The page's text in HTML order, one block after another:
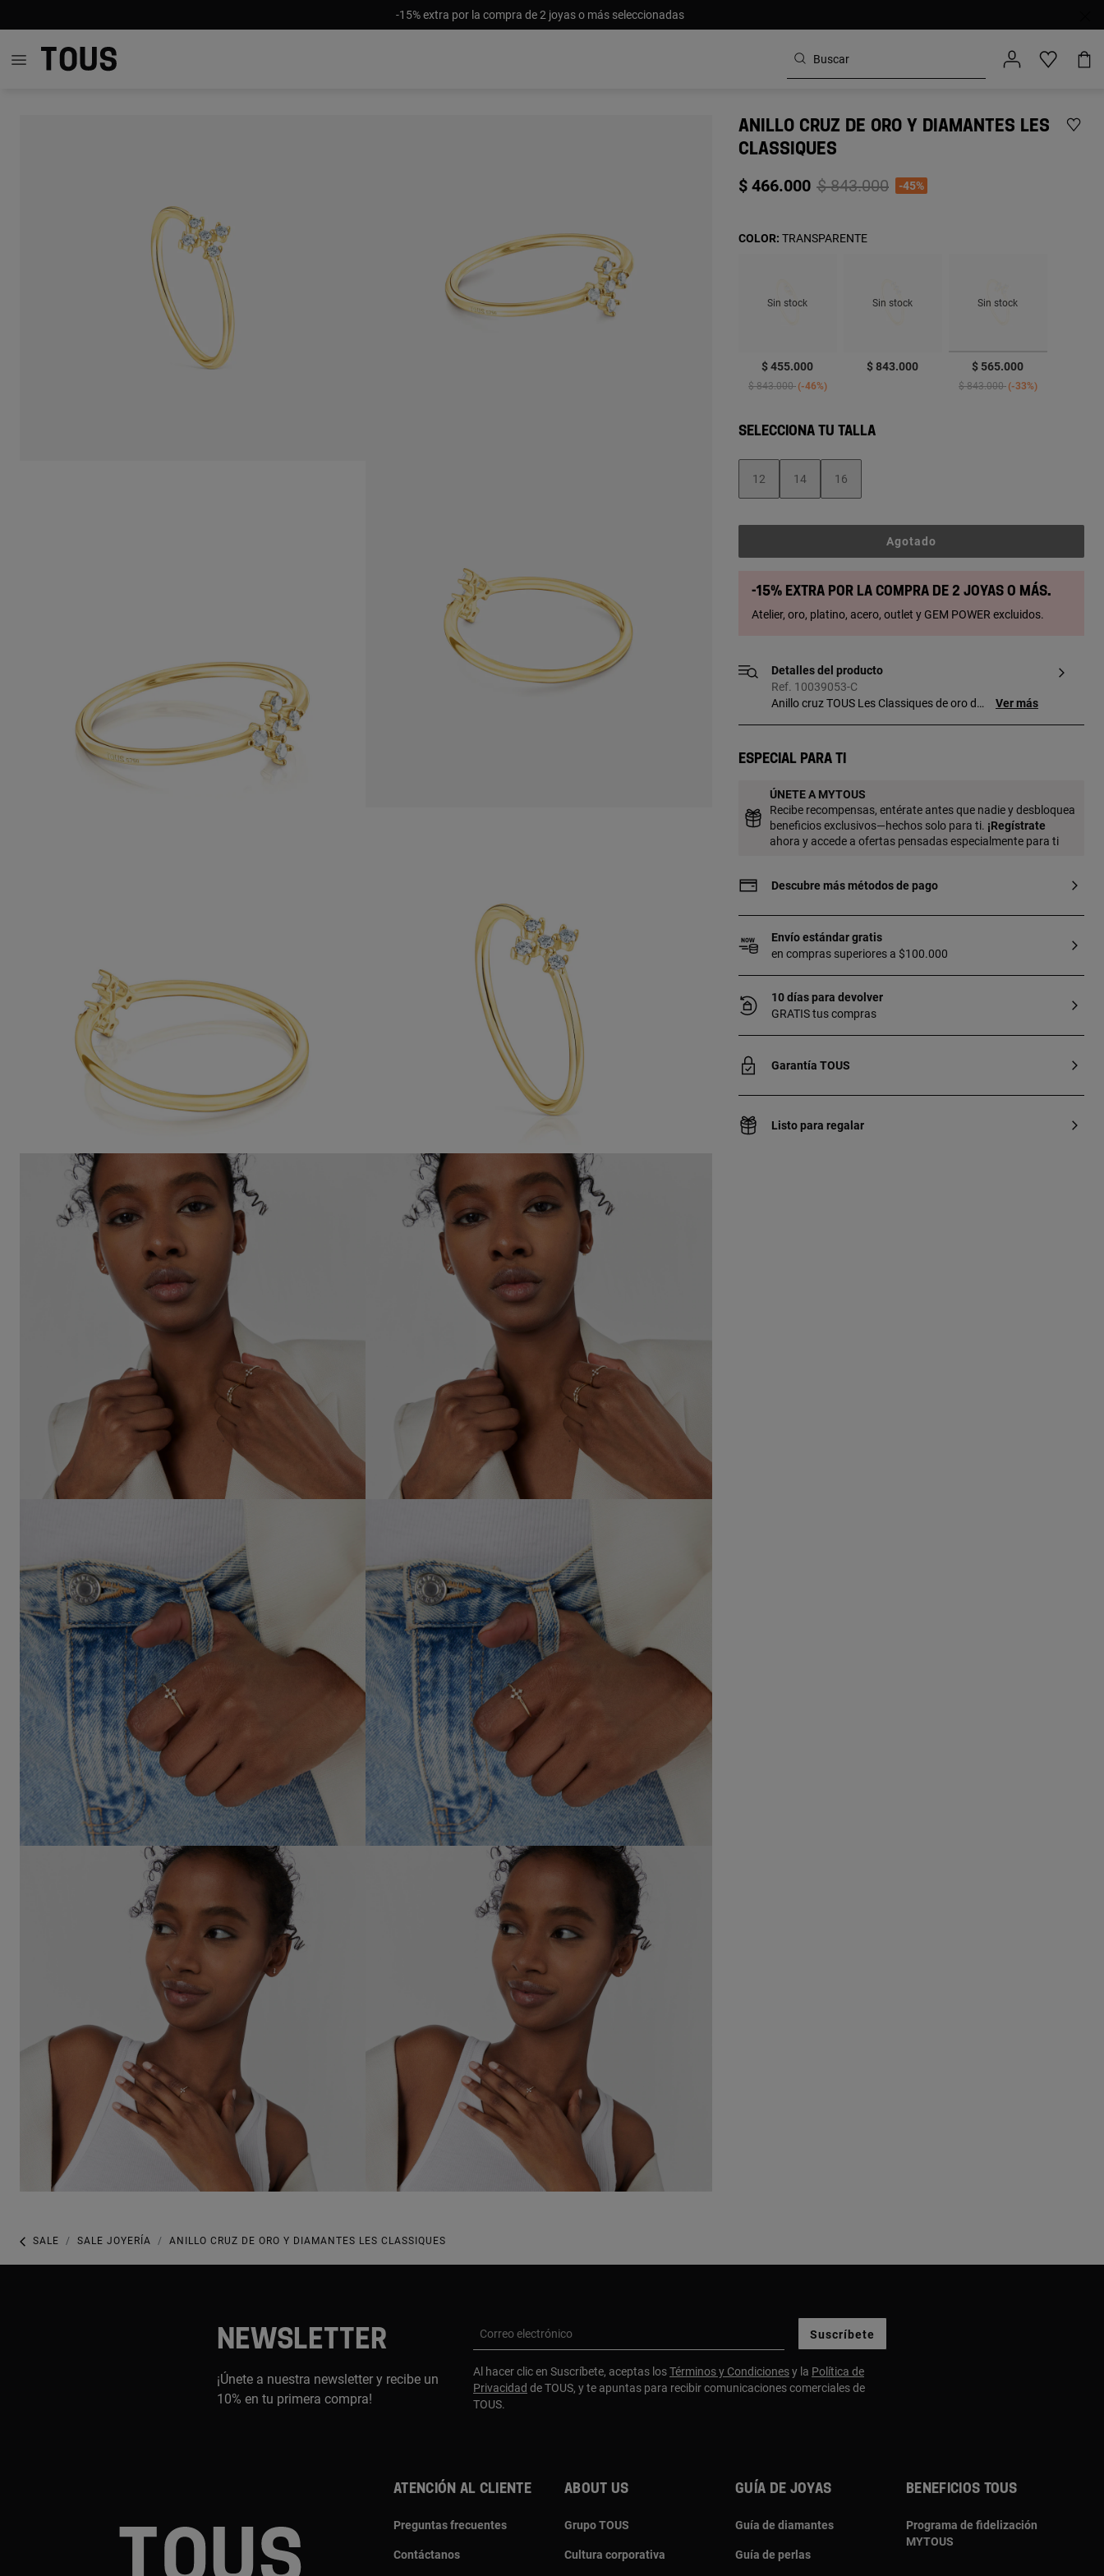
-15% extra por la compra de 2 joyas o más seleccionadas
ANILLO CRUZ DE ORO Y DIAMANTES LES
CLASSIQUES
$ 466.000 Price reduced from
$ 843.000to-45%
Sin stock
$ 455.000
Price reduced from
$ 843.000to-46%
Sin stock
$ 843.000
Sin stock
seleccionado
$ 565.000
Price reduced from
$ 843.000to-33%
COLOR: TRANSPARENTE
SELECCIONA TU TALLA
12 14 16
Agotado
-15% extra por la compra de 2 joyas o más.
Atelier, oro, platino, acero, outlet y GEM POWER excluidos.
Detalles del producto
Ref. 10039053-C
Anillo cruz TOUS Les Classiques de oro de
diamante: H/SI. Grosor anillo: 1,3 mm.
Ver más
Especial para ti
ÚNETE A MYTOUS
Recibe recompensas, entérate antes que nadie y desbloquea
beneficios exclusivos—hechos solo para ti. ¡Regístrate
ahora y accede a ofertas pensadas especialmente para ti
Descubre más métodos de pago
Envío estándar gratis
en compras superiores a $100.000
10 días para devolver
GRATIS tus compras
Garantía TOUS
Listo para regalar
SALE SALE JOYERÍA ANILLO CRUZ DE ORO Y DIAMANTES LES CLASSIQUES
NEWSLETTER
¡Únete a nuestra newsletter y recibe un
10% en tu primera compra!
Correo electrónico Suscríbete
Al hacer clic en Suscríbete, aceptas losTérminos y Condicionesy la Política de
Privacidad de TOUS, y te apuntas para recibir comunicaciones comerciales de
TOUS.
Atención al cliente
Preguntas frecuentes
Contáctanos
About us
Grupo TOUS
Cultura corporativa
Guía de joyas
Guía de diamantes
Guía de perlas
Beneficios TOUS
Programa de fidelización
MYTOUS